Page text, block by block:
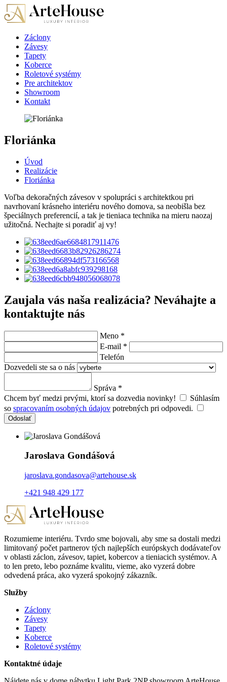
Záclony
Závesy
Tapety
Koberce
Roletové systémy
Pre architektov
Showroom
Kontakt
Floriánka
Úvod
Realizácie
Floriánka
Voľba dekoračných závesov v spolupráci s architektkou pri
navrhovaní krásneho interiéru nového domova, sa neobišla bez
špeciálnych preferencií, a tak je tieniaca technika na mieru naozaj
užitočná. Nechajte si poradiť aj vy!
Zaujala vás naša realizácia? Neváhajte a
kontaktujte nás
Meno *
E-mail *
Telefón
Dozvedeli ste sa o nás
Správa *
Chcem byť medzi prvými, ktorí sa dozvedia novinky!
Súhlasím
so spracovaním osobných údajov potrebných pri odpovedi.
Odoslať
Jaroslava Gondášová
jaroslava.gondasova@artehouse.sk
+421 948 429 177
Rozumieme interiéru. Tvrdo sme bojovali, aby sme sa dostali medzi
limitovaný počet partnerov tých najlepších európskych dodávateľov
v oblasti záclon, závesov, tapiet, kobercov a tieniacich systémov. A
to len preto, lebo poznáme kvalitu, vieme, ako vyzerá dobre
odvedená práca, ako vyzerá spokojný zákazník.
Služby
Záclony
Závesy
Tapety
Koberce
Roletové systémy
Kontaktné údaje